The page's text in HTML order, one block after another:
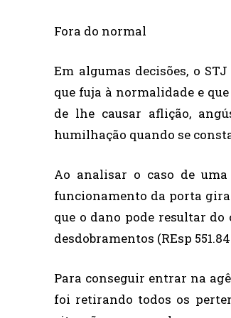
Fora do normal
Em algumas decisões, o
que fuja à normalidade e
de lhe causar aflição,
humilhação quando se
Ao analisar o caso de
funcionamento da porta
que o dano pode resultar
desdobramentos (REsp
Para conseguir entrar na
foi retirando todos os